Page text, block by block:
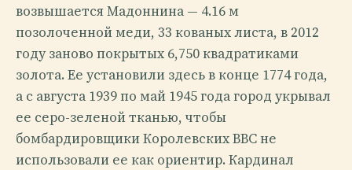
возвышается Мадоннина — 4.16 м
позолоченной меди, 33 кованых листа, в 2012
году заново покрытых 6,750 квадратиками
золота. Ее установили здесь в конце 1774 года,
а с августа 1939 по май 1945 года город укрывал
ее серо-зеленой тканью, чтобы
бомбардировщики Королевских ВВС не
использовали ее как ориентир. Кардинал